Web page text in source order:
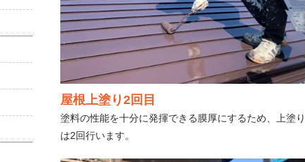
屋根上塗り2回目
塗料の性能を十分に発揮できる膜厚にするため、上塗り
は2回行います。